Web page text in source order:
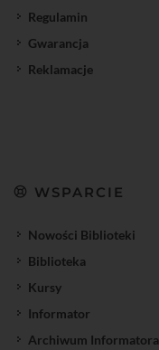
Regulamin
Gwarancja
Reklamacje
WSPARCIE
Nowości Biblioteki
Biblioteka
Kursy
Informator
Archiwum Informatora